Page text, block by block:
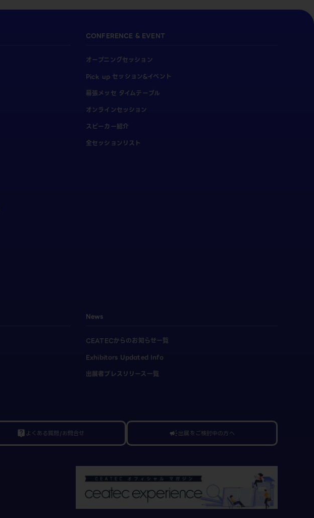
CONFERENCE & EVENT
オープニングセッション
Pick up セッション&イベント
幕張メッセ タイムテーブル
オンラインセッション
スピーカー紹介
全セッションリスト
News
CEATECからのお知らせ一覧
Exhibitors Updated Info
出展者プレスリリース一覧
live_help よくある質問/お問合せ campaign出展をご検討中の方へ